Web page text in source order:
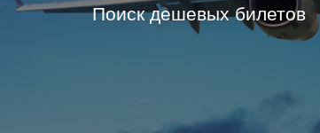
Поиск дешевых билетов